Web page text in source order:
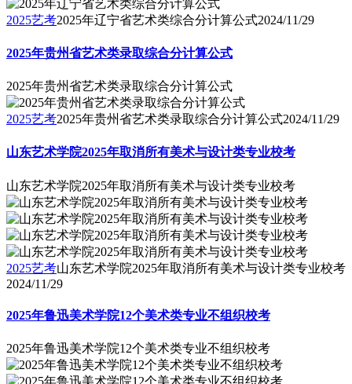
2025艺考2025年辽宁省艺术类综合分计算公式2024/11/29
2025年贵州省艺术类录取综合分计算公式
2025年贵州省艺术类录取综合分计算公式
2025艺考2025年贵州省艺术类录取综合分计算公式2024/11/29
山东艺术学院2025年取消所有美术与设计类专业校考
山东艺术学院2025年取消所有美术与设计类专业校考
2025艺考山东艺术学院2025年取消所有美术与设计类专业校考
2024/11/29
2025年鲁迅美术学院12个美术类专业不组织校考
2025年鲁迅美术学院12个美术类专业不组织校考